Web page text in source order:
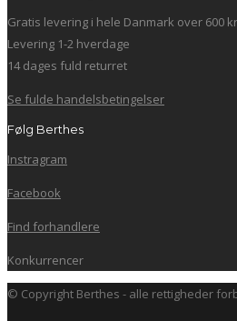
Gratis levering i hele Danmark over 600 kr
Levering 1-2 hverdage
14 dages fuld returret
Se fulde handelsbetingelser
Følg Berthes
Instragram
Facebook
Find forhandlere
Konkurrencer
© Copyright Berthes - alle rettigheder